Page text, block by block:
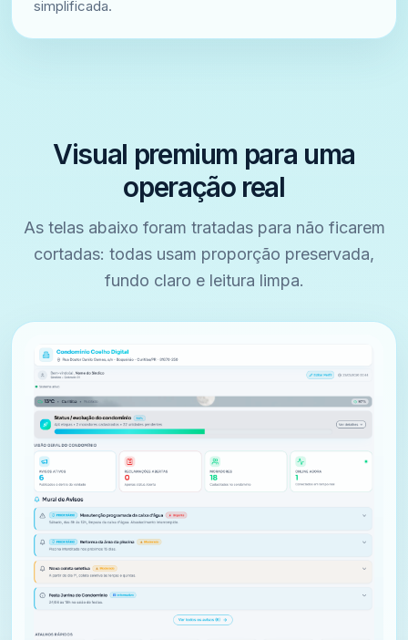
simplificada.
Visual premium para uma
operação real
As telas abaixo foram tratadas para não ficarem
cortadas: todas usam proporção preservada,
fundo claro e leitura limpa.